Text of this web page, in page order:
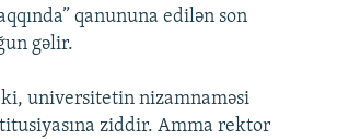
qanununa edilən son
gəlir.
ki, universitetin nizamnaməsi
ziddir. Amma rektor